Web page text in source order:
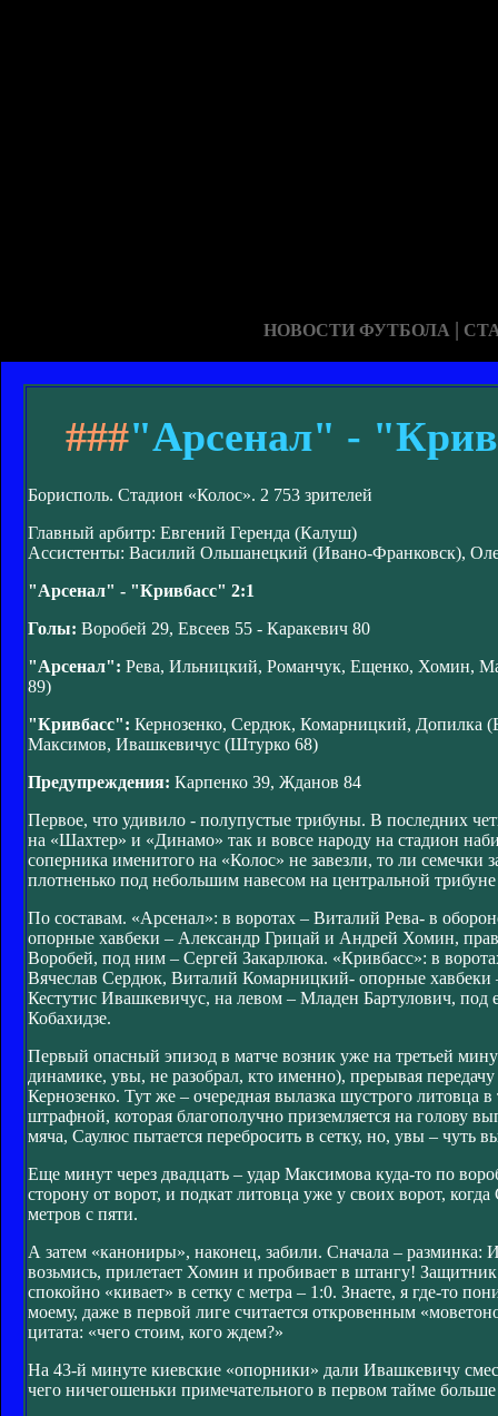
НОВОСТИ ФУТБОЛА |
###"Арсенал" -
Борисполь. Стадион «Колос». 2 753 зрителей
Главный арбитр: Евгений Геренда (Калуш)
Ассистенты: Василий Ольшанецкий (Ивано-Франковск),
"Арсенал" - "Кривбасс" 2:1
Голы: Воробей 29, Евсеев 55 - Каракевич 80
"Арсенал": Рева, Ильницкий, Романчук, Ещенко, Хомин,
89)
"Кривбасс": Кернозенко, Сердюк, Комарницкий, Допилка
Максимов, Ивашкевичус (Штурко 68)
Предупреждения: Карпенко 39, Жданов 84
Первое, что удивило - полупустые трибуны. В последних
на «Шахтер» и «Динамо» так и вовсе народу на стадион
соперника именитого на «Колос» не завезли, то ли семечки
плотненько под небольшим навесом на центральной
По составам. «Арсенал»: в воротах – Виталий Рева- в
опорные хавбеки – Александр Грицай и Андрей Хомин,
Воробей, под ним – Сергей Закарлюка. «Кривбасс»: в
Вячеслав Сердюк, Виталий Комарницкий- опорные
Кестутис Ивашкевичус, на левом – Младен Бартулович,
Кобахидзе.
Первый опасный эпизод в матче возник уже на третьей
динамике, увы, не разобрал, кто именно), прерывая
Кернозенко. Тут же – очередная вылазка шустрого литовца
штрафной, которая благополучно приземляется на голову
мяча, Саулюс пытается перебросить в сетку, но, увы – чуть
Еще минут через двадцать – удар Максимова куда-то по
сторону от ворот, и подкат литовца уже у своих ворот,
метров с пяти.
А затем «канониры», наконец, забили. Сначала – разминка:
возьмись, прилетает Хомин и пробивает в штангу!
спокойно «кивает» в сетку с метра – 1:0. Знаете, я где-то
моему, даже в первой лиге считается откровенным
цитата: «чего стоим, кого ждем?»
На 43-й минуте киевские «опорники» дали Ивашкевичу
чего ничегошеньки примечательного в первом тайме